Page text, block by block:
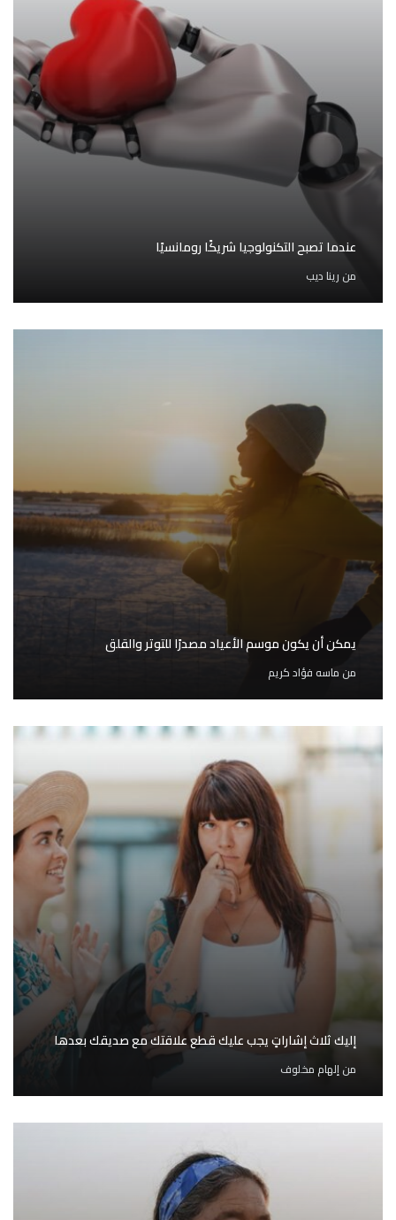
عندما تصبح التكنولوجيا شريكًا رومانسيًا
من رينا ديب
يمكن أن يكون موسم الأعياد مصدرًا للتوتر والقلق
من ماسه فؤاد كريم
إليك ثلاث إشاراتٍ يجب عليك قطع علاقتك مع صديقك بعدها
منإلهام مخلوف